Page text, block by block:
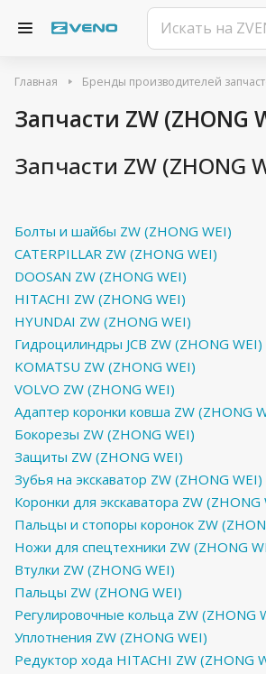
Главная Бренды производителей
Запчасти ZW (ZHONG
Запчасти ZW (ZHONG
Болты и шайбы ZW (ZHONG WEI)
CATERPILLAR ZW (ZHONG WEI)
DOOSAN ZW (ZHONG WEI)
HITACHI ZW (ZHONG WEI)
HYUNDAI ZW (ZHONG WEI)
Гидроцилиндры JCB ZW (ZHONG WEI)
KOMATSU ZW (ZHONG WEI)
VOLVO ZW (ZHONG WEI)
Адаптер коронки ковша ZW (ZHONG
Бокорезы ZW (ZHONG WEI)
Защиты ZW (ZHONG WEI)
Зубья на экскаватор ZW (ZHONG WEI)
Коронки для экскаватора ZW (ZHONG
Пальцы и стопоры коронок ZW
Ножи для спецтехники ZW (ZHONG
Втулки ZW (ZHONG WEI)
Пальцы ZW (ZHONG WEI)
Регулировочные кольца ZW (ZHONG
Уплотнения ZW (ZHONG WEI)
Редуктор хода HITACHI ZW (ZHONG